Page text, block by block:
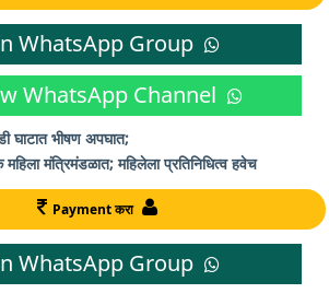
WhatsApp Group
WhatsApp Channel
घाटात भीषण अपघात;
मंत्रिमंडळात; महिलेला प्रतिनिधित्व हवेच
Payment करा
WhatsApp Group